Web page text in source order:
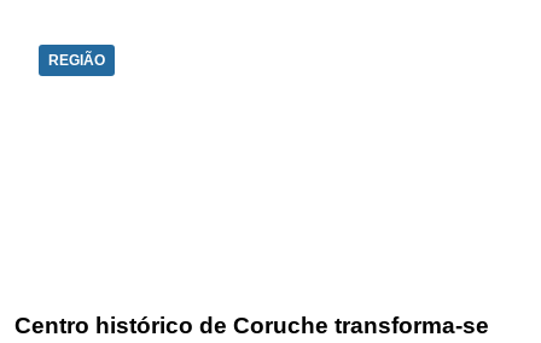
REGIÃO
Centro histórico de Coruche transforma‑se